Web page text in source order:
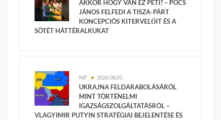
AKKOR HOGY VAN EZ PETI? – PÓCS
JÁNOS FELFEDI A TISZA-PÁRT
KONCEPCIÓS KITERVELŐIT ÉS A
SÖTÉT HÁTTÉRALKUKAT
NIF 2026.08.05.
UKRAJNA FELDARABOLÁSÁRÓL
MINT TÖRTÉNELMI
IGAZSÁGSZOLGÁLTATÁSRÓL –
VLAGYIMIR PUTYIN STRATÉGIAI BEJELENTÉSE ÉS